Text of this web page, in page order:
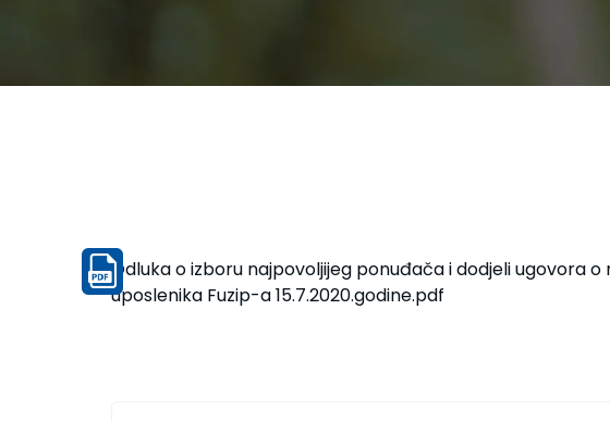
Odluka o izboru najpovoljijeg ponuđača i dodjeli ugovora
uposlenika Fuzip-a 15.7.2020.godine.pdf